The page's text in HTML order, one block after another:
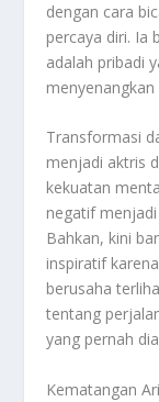
dengan cara
percaya diri. Ia
adalah pribadi
Transformasi
menjadi aktris
kekuatan
negatif
Bahkan, kini
inspiratif
berusaha
tentang
yang pernah
Kematangan